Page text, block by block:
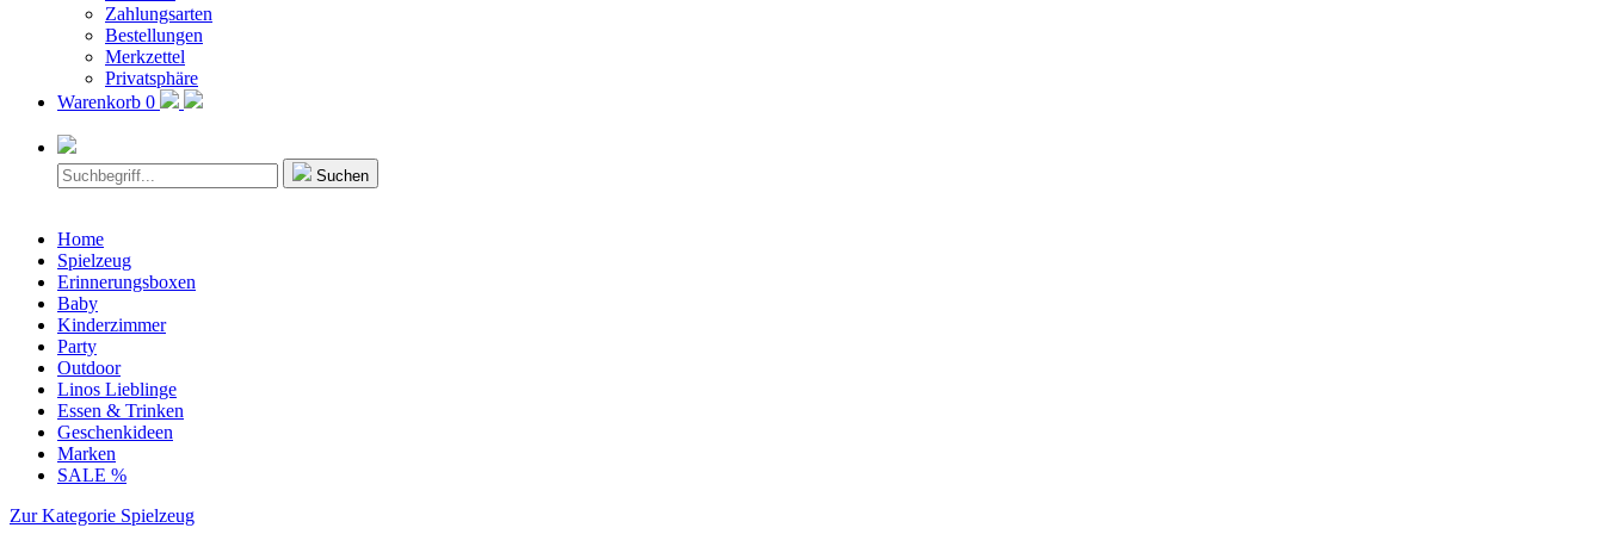
Zahlungsarten
Bestellungen
Merkzettel
Privatsphäre
Warenkorb 0
Suchen
Home
Spielzeug
Erinnerungsboxen
Baby
Kinderzimmer
Party
Outdoor
Linos Lieblinge
Essen & Trinken
Geschenkideen
Marken
SALE %
Zur Kategorie Spielzeug